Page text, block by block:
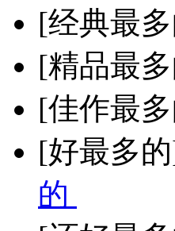
[经典最
[精品最
[佳作最
[好最多
的